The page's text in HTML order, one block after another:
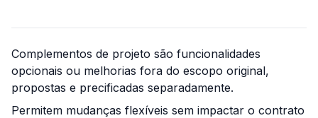
Complementos de projeto são funcionalidades
opcionais ou melhorias fora do escopo original,
propostas e precificadas separadamente.
Permitem mudanças flexíveis sem impactar o contrato